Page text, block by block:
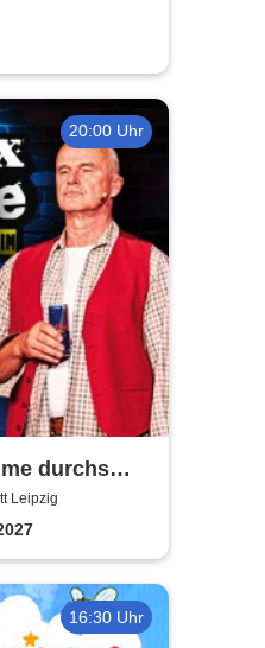
20:00 Uhr
durchs
Central
Leipzig
16:30 Uhr